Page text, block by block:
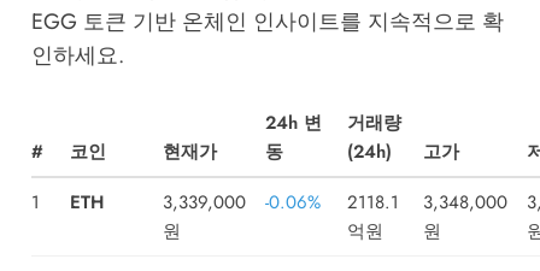
EGG 토큰 기반 온체인 인사이트를 지속적으로 확
인하세요.
# 코인 현재가
24h 변
동
거래량
(24h)
고가
1
ETH
3,339,000
원
-0.06%
2118.1
억원
3,348,000
원